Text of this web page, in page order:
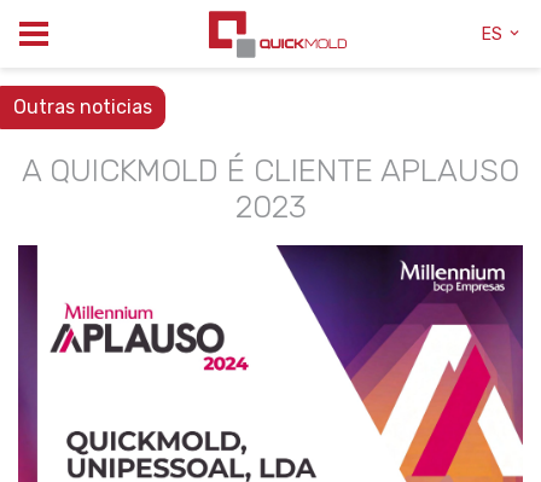
ES
Outras noticias
A QUICKMOLD É CLIENTE APLAUSO
2023